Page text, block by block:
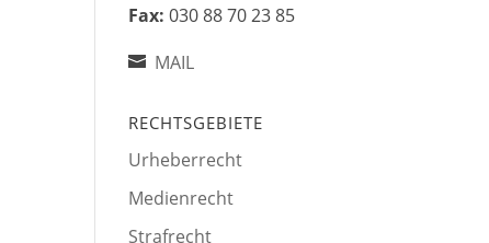
Fax: 030 88 70 23 85
MAIL
RECHTSGEBIETE
Urheberrecht
Medienrecht
Strafrecht